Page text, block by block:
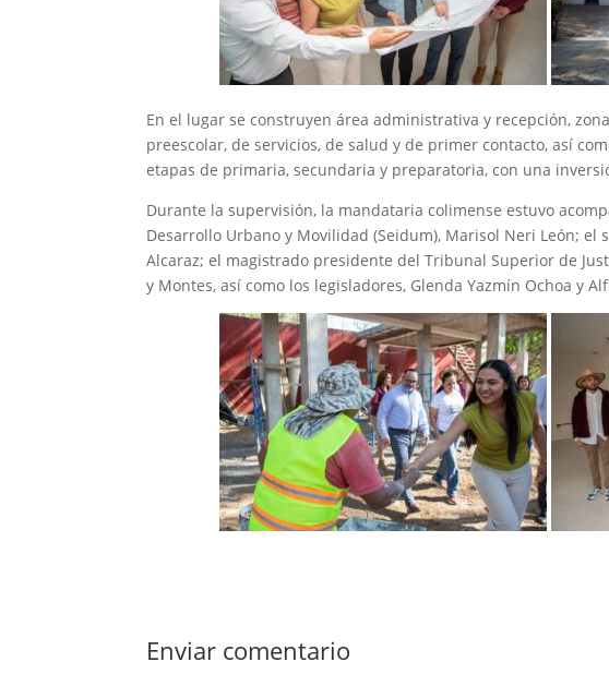
En el lugar se construyen área administrativa y recepción,
preescolar, de servicios, de salud y de primer contacto, así
etapas de primaria, secundaria y preparatoria, con una
Durante la supervisión, la mandataria colimense estuvo
Desarrollo Urbano y Movilidad (Seidum), Marisol Neri León; el
Alcaraz; el magistrado presidente del Tribunal Superior de
y Montes, así como los legisladores, Glenda Yazmín Ochoa y
Enviar comentario